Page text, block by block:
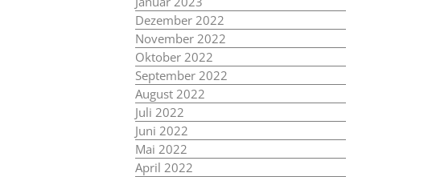
Dezember 2022
November 2022
Oktober 2022
September 2022
August 2022
Juli 2022
Juni 2022
Mai 2022
April 2022